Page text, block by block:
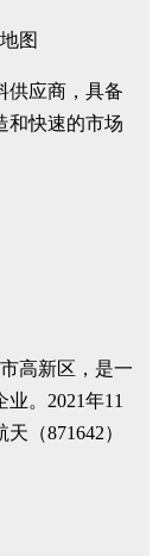
供应商，具备
和快速的市场
高新区，是一
。2021年11
（871642）